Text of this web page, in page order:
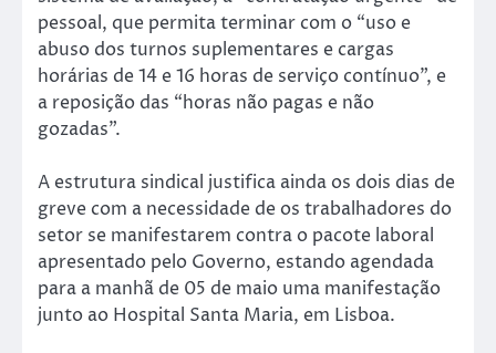
pessoal, que permita terminar com o “uso e
abuso dos turnos suplementares e cargas
horárias de 14 e 16 horas de serviço contínuo”, e
a reposição das “horas não pagas e não
gozadas”.
A estrutura sindical justifica ainda os dois dias de
greve com a necessidade de os trabalhadores do
setor se manifestarem contra o pacote laboral
apresentado pelo Governo, estando agendada
para a manhã de 05 de maio uma manifestação
junto ao Hospital Santa Maria, em Lisboa.